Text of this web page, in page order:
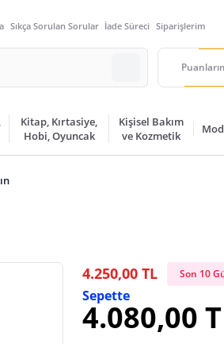
Sıkça Sorulan Sorular İade Süreci Siparişlerim
Kitap, Kırtasiye,
Hobi, Oyuncak
Kişisel Bakım
ve Kozmetik
4.250,00 TL Son 10
Sepette
4.080,00